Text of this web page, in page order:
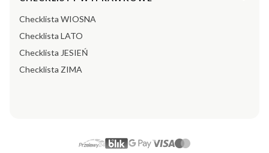
Checklista WIOSNA
Checklista LATO
Checklista JESIEŃ
Checklista ZIMA